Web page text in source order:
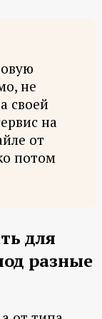
не
своей
на
от
потом
для
разные